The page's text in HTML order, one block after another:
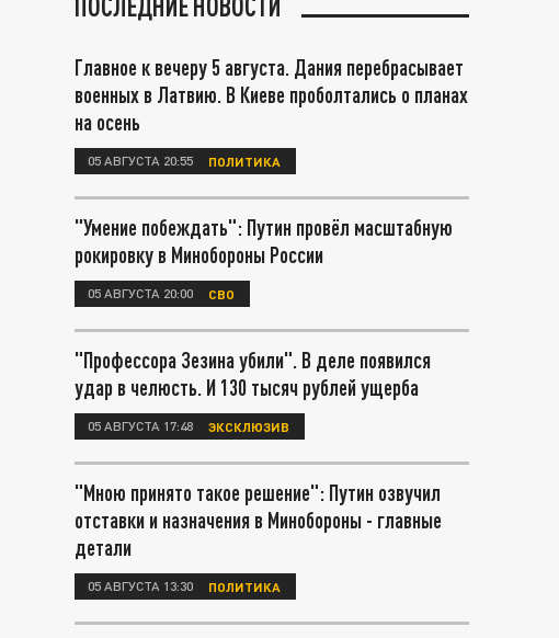
Главное к вечеру 5 августа. Дания перебрасывает
военных в Латвию. В Киеве проболтались о планах
на осень
05 АВГУСТА 20:55 ПОЛИТИКА
"Умение побеждать": Путин провёл масштабную
рокировку в Минобороны России
05 АВГУСТА 20:00 СВО
"Профессора Зезина убили". В деле появился
удар в челюсть. И 130 тысяч рублей ущерба
05 АВГУСТА 17:48 ЭКСКЛЮЗИВ
"Мною принято такое решение": Путин озвучил
отставки и назначения в Минобороны - главные
детали
05 АВГУСТА 13:30 ПОЛИТИКА